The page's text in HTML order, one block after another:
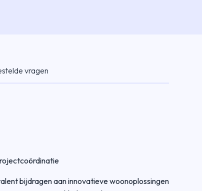
vragen
bijdragen aan innovatieve woonoplossingen